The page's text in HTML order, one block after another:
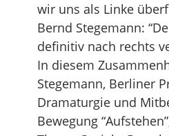
wir uns als Linke
Bernd Stegemann:
definitiv nach rechts
In diesem
Stegemann, Berliner
Dramaturgie und
Bewegung